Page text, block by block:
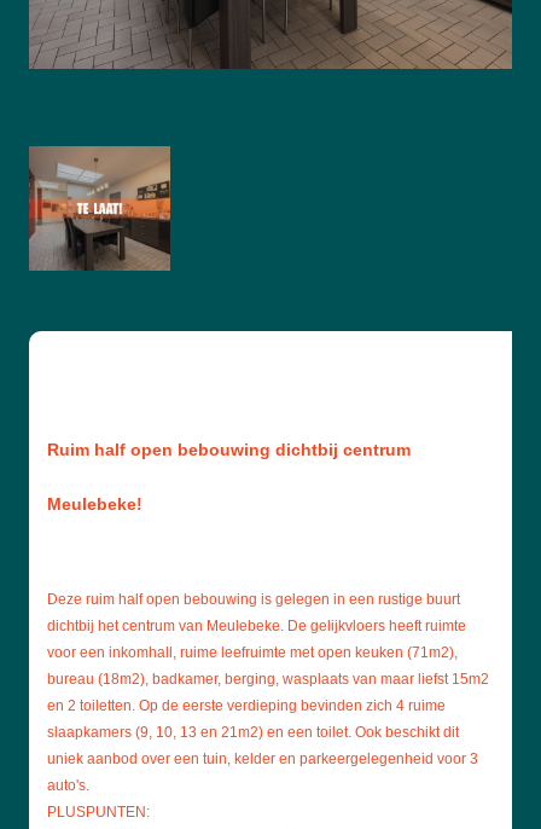
Ruim half open bebouwing dichtbij centrum
Meulebeke!
Deze ruim half open bebouwing is gelegen in een rustige buurt
dichtbij het centrum van Meulebeke. De gelijkvloers heeft ruimte
voor een inkomhall, ruime leefruimte met open keuken (71m2),
bureau (18m2), badkamer, berging, wasplaats van maar liefst 15m2
en 2 toiletten. Op de eerste verdieping bevinden zich 4 ruime
slaapkamers (9, 10, 13 en 21m2) en een toilet. Ook beschikt dit
uniek aanbod over een tuin, kelder en parkeergelegenheid voor 3
auto's.
PLUSPUNTEN: